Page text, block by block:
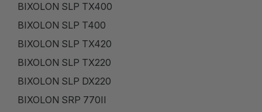
BIXOLON SLP TX400
BIXOLON SLP T400
BIXOLON SLP TX420
BIXOLON SLP TX220
BIXOLON SLP DX220
BIXOLON SRP 770II